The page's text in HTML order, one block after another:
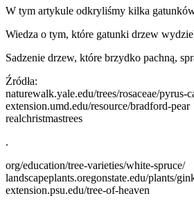
W tym artykule odkryliśmy kilka
Wiedza o tym, które gatunki drzew
Sadzenie drzew, które brzydko pachną,
Źródła:
naturewalk.yale.edu/trees/rosaceae/pyrus-
extension.umd.edu/resource/bradford-pear
realchristmastrees
.
org/education/tree-varieties/white-spruce/
landscapeplants.oregonstate.edu/plants/
extension.psu.edu/tree-of-heaven